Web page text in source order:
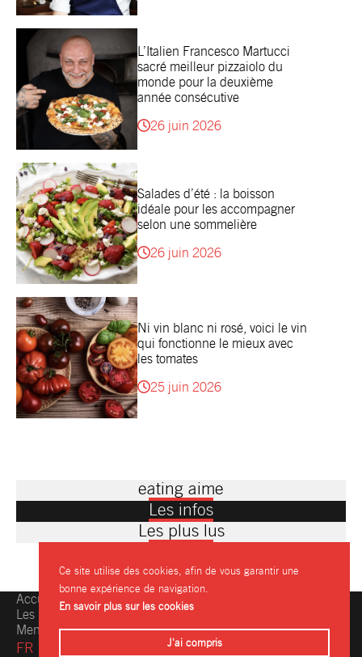
L’Italien Francesco Martucci
sacré meilleur pizzaiolo du
monde pour la deuxième
année consécutive
26 juin 2026
Salades d’été : la boisson
idéale pour les accompagner
selon une sommelière
26 juin 2026
Ni vin blanc ni rosé, voici le vin
qui fonctionne le mieux avec
les tomates
25 juin 2026
eating aime
Les infos
Les plus lus
Accueil
Les restaurants
Mentions légales
Une question, une info ?
Contactez-nous
FR
Ce site utilise des cookies, afin de vous garantir une
bonne expérience de navigation.
En savoir plus sur les cookies
J'ai compris